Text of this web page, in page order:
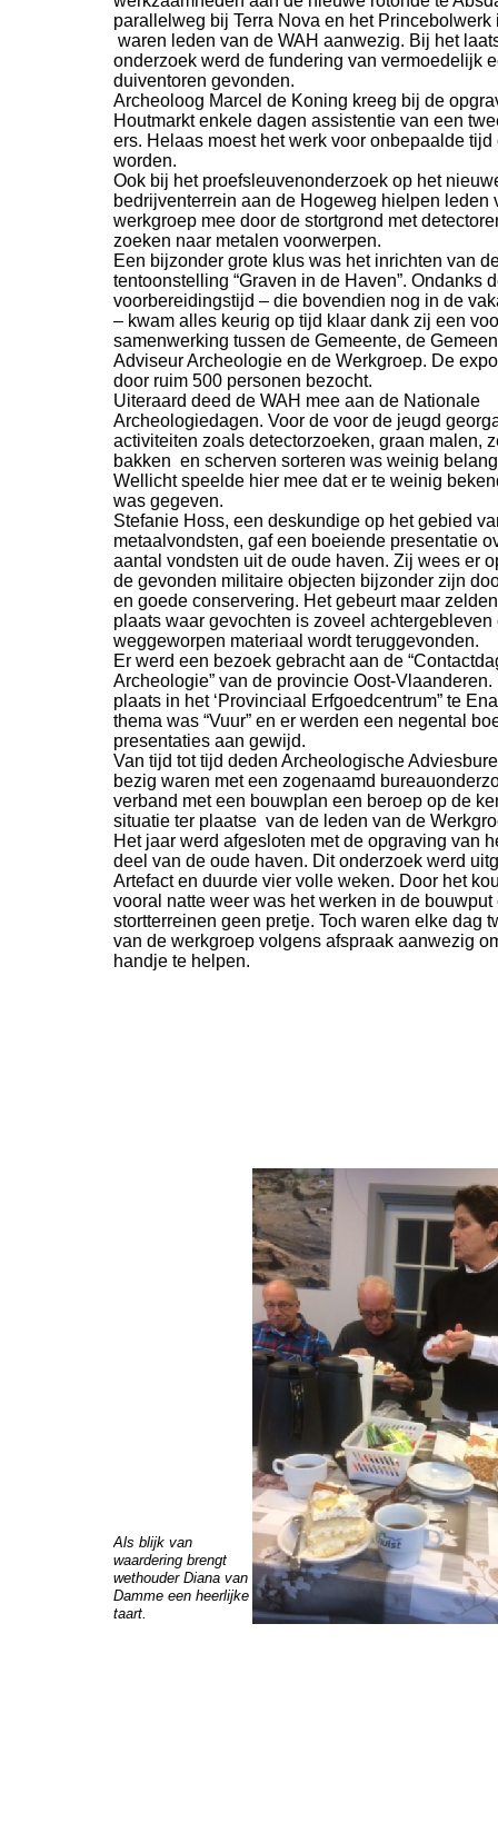
parallelweg bij Terra Nova en het Princebolwerk
waren leden van de WAH aanwezig. Bij het
onderzoek werd de fundering van vermoedelijk
duiventoren gevonden.
Archeoloog Marcel de Koning kreeg bij de
Houtmarkt enkele dagen assistentie van een
ers. Helaas moest het werk voor onbepaalde tijd
worden.
Ook bij het proefsleuvenonderzoek op het
bedrijventerrein aan de Hogeweg hielpen leden
werkgroep mee door de stortgrond met
zoeken naar metalen voorwerpen.
Een bijzonder grote klus was het inrichten van
tentoonstelling “Graven in de Haven”. Ondanks
voorbereidingstijd – die bovendien nog in de
– kwam alles keurig op tijd klaar dank zij een
samenwerking tussen de Gemeente, de
Adviseur Archeologie en de Werkgroep. De
door ruim 500 personen bezocht.
Uiteraard deed de WAH mee aan de Nationale
Archeologiedagen. Voor de voor de jeugd
activiteiten zoals detectorzoeken, graan malen,
bakken en scherven sorteren was weinig
Wellicht speelde hier mee dat er te weinig
was gegeven.
Stefanie Hoss, een deskundige op het gebied
metaalvondsten, gaf een boeiende presentatie
aantal vondsten uit de oude haven. Zij wees er
de gevonden militaire objecten bijzonder zijn
en goede conservering. Het gebeurt maar
plaats waar gevochten is zoveel achtergebleven
weggeworpen materiaal wordt teruggevonden.
Er werd een bezoek gebracht aan de
Archeologie” van de provincie Oost-Vlaanderen.
plaats in het ‘Provinciaal Erfgoedcentrum” te
thema was “Vuur” en er werden een negental
presentaties aan gewijd.
Van tijd tot tijd deden Archeologische
bezig waren met een zogenaamd
verband met een bouwplan een beroep op de
situatie ter plaatse van de leden van de
Het jaar werd afgesloten met de opgraving van
deel van de oude haven. Dit onderzoek werd
Artefact en duurde vier volle weken. Door het
vooral natte weer was het werken in de bouwput
stortterreinen geen pretje. Toch waren elke dag
van de werkgroep volgens afspraak aanwezig
handje te helpen.
Als blijk van
waardering brengt
wethouder Diana van
Damme een heerlijke
taart.